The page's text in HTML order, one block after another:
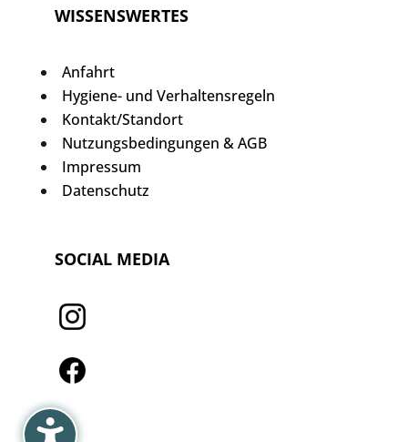
WISSENSWERTES
Anfahrt
Hygiene- und Verhaltensregeln
Kontakt/Standort
Nutzungsbedingungen & AGB
Impressum
Datenschutz
SOCIAL MEDIA